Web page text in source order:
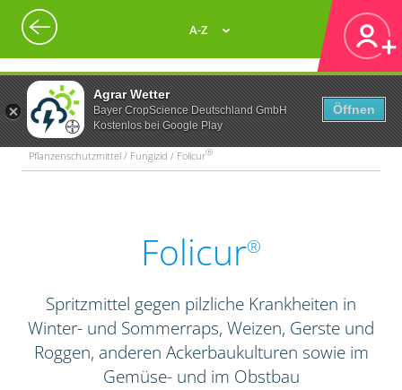
Agrar Wetter
Bayer CropScience Deutschland GmbH
Kostenlos bei Google Play
Öffnen
A-Z
Pflanzenschutzmittel / Fungizid / Folicur®
Folicur®
Spritzmittel gegen pilzliche Krankheiten in
Winter- und Sommerraps, Weizen, Gerste und
Roggen, anderen Ackerbaukulturen sowie im
Gemüse- und im Obstbau